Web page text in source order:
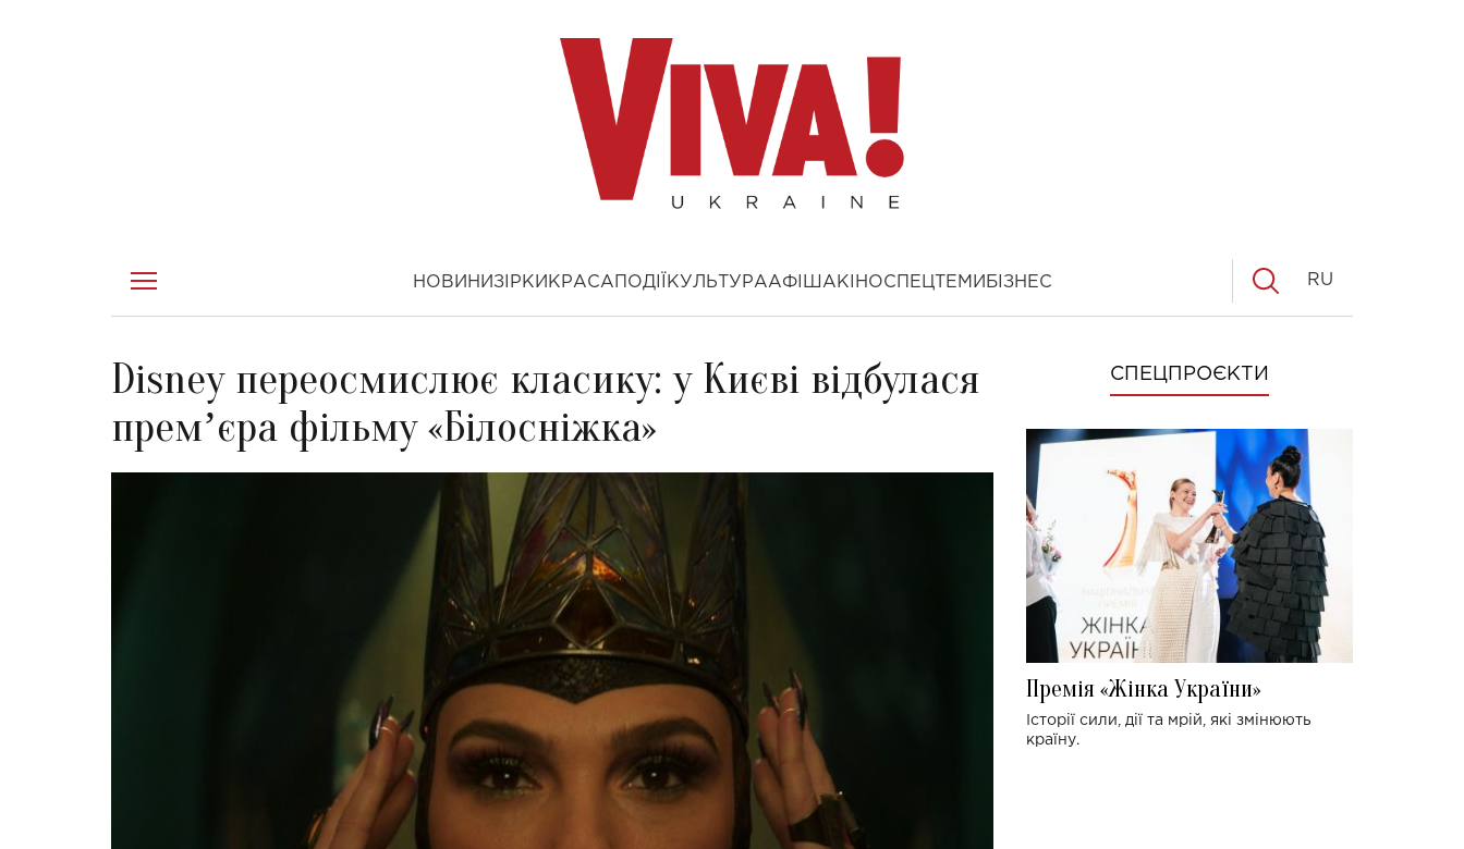
НОВИНИ ЗІРКИ КРАСА ПОДІЇ КУЛЬТУРААФІША КІНОСПЕЦТЕМИ БІЗНЕС RU
Disney переосмислює класику: у Києві відбулася
премʼєра фільму «Білосніжка»
СПЕЦПРОЄКТИ
Премія «Жінка України»
Історії сили, дії та мрій, які змінюють
країну.